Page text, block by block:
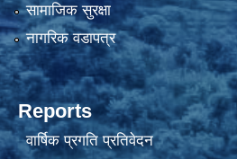
सामाजिक सुरक्षा
नागरिक वडापत्र
Reports
वार्षिक प्रगति प्रतिवेदन